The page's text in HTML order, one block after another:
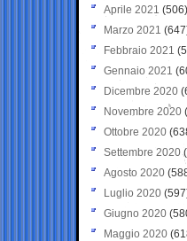
Aprile 2021 (506)
Marzo 2021
Febbraio 2021
Gennaio 2021
Dicembre 2020
Novembre 2020
Ottobre 2020
Settembre 2020
Agosto 2020
Luglio 2020
Giugno 2020
Maggio 2020